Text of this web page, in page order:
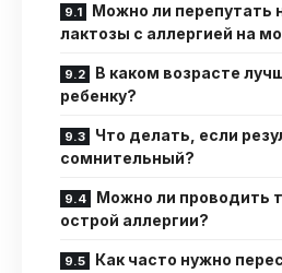
Можно ли перепутать
лактозы с аллергией на
В каком возрасте
ребенку?
Что делать, если
сомнительный?
Можно ли проводить
острой аллергии?
Как часто нужно